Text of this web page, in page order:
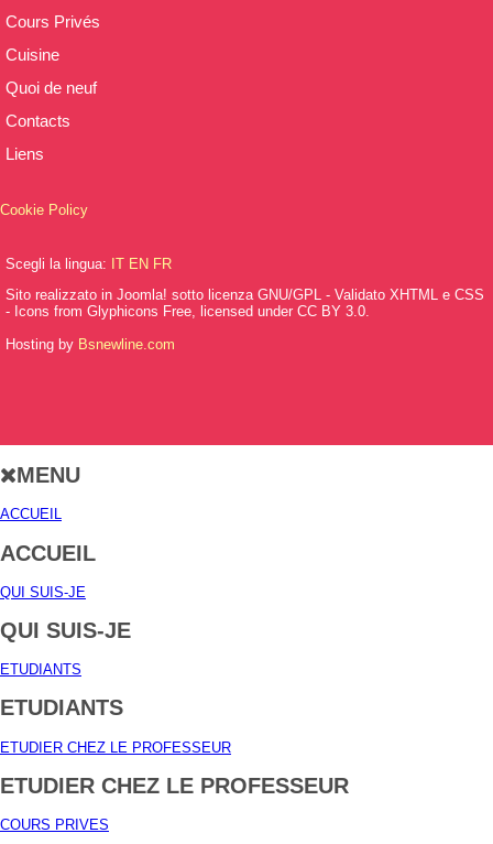
Cours Privés
Cuisine
Quoi de neuf
Contacts
Liens
Cookie Policy
Scegli la lingua: IT EN FR
Sito realizzato in Joomla! sotto licenza GNU/GPL - Validato XHTML e CSS
- Icons from Glyphicons Free, licensed under CC BY 3.0.
Hosting by Bsnewline.com
MENU
ACCUEIL
ACCUEIL
QUI SUIS-JE
QUI SUIS-JE
ETUDIANTS
ETUDIANTS
ETUDIER CHEZ LE PROFESSEUR
ETUDIER CHEZ LE PROFESSEUR
COURS PRIVES